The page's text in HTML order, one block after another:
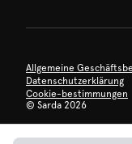
Allgemeine
Datenschutzerklärung
Cookie-bestimmungen
© Sarda 2026